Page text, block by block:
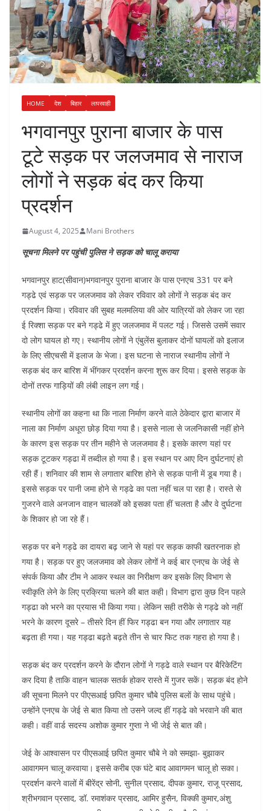
HOME देश बिहार लापरवाही
भगवानपुर पुराना बाजार के पास
टूटे सड़क पर जलजमाव से नाराज
लोगों ने सड़क बंद कर किया
प्रदर्शन
August 4, 2025 Mani Brothers
सूचना मिलने पर पहुंची पुलिस ने सड़क को चालू कराया
भगवानपुर हाट(सीवान)भगवानपुर पुराना बाजार के पास एनएच 331 पर बने
गड्ढे एवं सड़क पर जलजमाव को लेकर रविवार को लोगों ने सड़क बंद कर
प्रदर्शन किया। रविवार की सुबह मलमलिया की ओर यात्रियों को लेकर जा रहा
ई रिक्शा सड़क पर बने गड्ढे में हुए जलजमाव में पलट गई। जिससे उसमें सवार
दो लोग घायल हो गए। स्थानीय लोगों ने एंबुलेंस बुलाकर दोनों घायलों को इलाज
के लिए सीएचसी में इलाज के भेजा। इस घटना से नाराज स्थानीय लोगों ने
सड़क बंद कर बारिश में भींगकर प्रदर्शन करना शुरू कर दिया। इससे सड़क के
दोनों तरफ गाड़ियों की लंबी लाइन लग गई।
स्थानीय लोगों का कहना था कि नाला निर्माण करने वाले ठेकेदार द्वारा बाजार में
नाला का निर्माण अधूरा छोड़ दिया गया है। इससे नाला से जलनिकासी नहीं होने
के कारण इस सड़क पर तीन महीने से जलजमाव है। इसके कारण यहां पर
सड़क टूटकर गड्ढा में तब्दील हो गया है। इस स्थान पर आए दिन दुर्घटनाएं हो
रही हैं। शनिवार की शाम से लगातार बारिश होने से सड़क पानी में डूब गया है।
इससे सड़क पर पानी जमा होने से गड्ढे का पता नहीं चल पा रहा है। रास्ते से
गुजरने वाले अनजान वाहन चालकों को इसका पता हीं चलता है और वे दुर्घटना
के शिकार हो जा रहे हैं।
सड़क पर बने गड्ढे का दायरा बढ़ जाने से यहां पर सड़क काफी खतरनाक हो
गया है। सड़क पर हुए जलजमाव को लेकर लोगों ने कई बार एनएच के जेई से
संपर्क किया और टीम ने आकर स्थल का निरीक्षण कर इसके लिए विभाग से
स्वीकृति लेने के लिए प्रक्रिया चलने की बात कही। विभाग द्वारा कुछ दिन पहले
गड्ढा को भरने का प्रयास भी किया गया। लेकिन सही तरीके से गड्ढे को नहीं
भरने के कारण दूसरे – तीसरे दिन हीं फिर गड्ढा बन गया और लगातार यह
बढ़ता ही गया। यह गड्ढा बढ़ते बढ़ते तीन से चार फिट तक गहरा हो गया है।
सड़क बंद कर प्रदर्शन करने के दौरान लोगों ने गड्ढे वाले स्थान पर बैरिकेटिंग
कर दिया है ताकि वाहन चालक सतर्क होकर रास्ते में गुजर सकें। सड़क बंद होने
की सूचना मिलने पर पीएसआई छपित कुमार चौबे पुलिस बलों के साथ पहुंचे।
उन्होंने एनएच के जेई से बात किया तो उसने जल्द हीं गड्ढे को भरवाने की बात
कही। वहीं वार्ड सदस्य अशोक कुमार गुप्ता ने भी जेई से बात की।
जेई के आश्वासन पर पीएसआई छपित कुमार चौबे ने को समझा- बुझाकर
आवागमन चालू करवाया। इससे करीब एक घंटे बाद आवागमन चालू हो सका।
प्रदर्शन करने वालों में बीरेंद्र सोनी, सुनील प्रसाद, दीपक कुमार, राजू प्रसाद,
श्रीभगवान प्रसाद, डॉ. रमाशंकर प्रसाद, आमिर हुसैन, विक्की कुमार,अंशु